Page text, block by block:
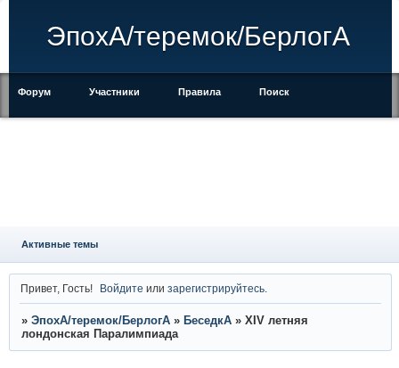
ЭпохА/теремок/БерлогА
Форум Участники Правила Поиск
Активные темы
Привет, Гость! Войдите илизарегистрируйтесь
» ЭпохА/теремок/БерлогА » БеседкА » XIV летняя
лондонская Паралимпиада